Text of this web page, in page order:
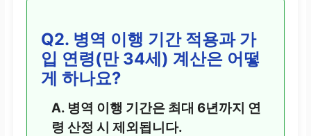
Q2. 병역 이행 기간 적용과 가
입 연령(만 34세) 계산은 어떻
게 하나요?
A. 병역 이행 기간은 최대 6년까지 연
령 산정 시 제외됩니다.